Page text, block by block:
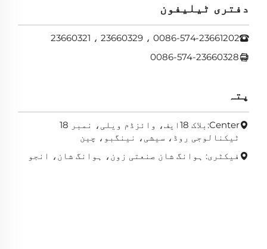
دفتری ٹیلیفون
0086-574-23661202 ، 23660329 ، 23660321
0086-574-23660328
پتہ
Center:بلاک 18ایف، وائزڈم ویلی، نمبر 18
ٹیکنالوجی روڈ، سیشی، نینگبو، چین
فیکٹری: ہوانگ شان صنعتی زون، ہوانگ شان، انجو